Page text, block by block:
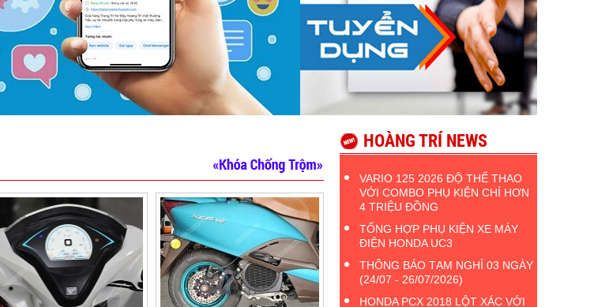
HOÀNG TRÍ NEWS
VARIO 125 2026 ĐỘ THỂ THAO
VỚI COMBO PHỤ KIỆN CHỈ HƠN
4 TRIỆU ĐỒNG
TỔNG HỢP PHỤ KIỆN XE MÁY
ĐIỆN HONDA UC3
THÔNG BÁO TẠM NGHỈ 03 NGÀY
(24/07 - 26/07/2026)
HONDA PCX 2018 LỘT XÁC VỚI